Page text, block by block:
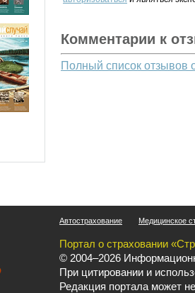
Комментарии к
Полный список отзывов
Автострахование Медицинское
Портал о страховании
© 2004–2026
При цитировании и
Редакция портала может